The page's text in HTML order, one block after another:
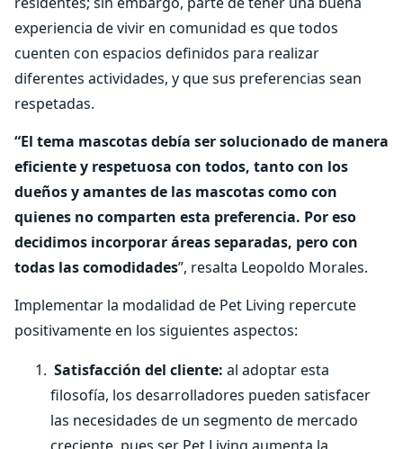
experiencia de vivir en comunidad es que todos
cuenten con espacios definidos para realizar
diferentes actividades, y que sus preferencias sean
respetadas.
“El tema mascotas debía ser solucionado de manera
eficiente y respetuosa con todos, tanto con los
dueños y amantes de las mascotas como con
quienes no comparten esta preferencia. Por eso
decidimos incorporar áreas separadas, pero con
todas las comodidades”, resalta Leopoldo Morales.
Implementar la modalidad de Pet Living repercute
positivamente en los siguientes aspectos:
Satisfacción del cliente: al adoptar esta
filosofía, los desarrolladores pueden satisfacer
las necesidades de un segmento de mercado